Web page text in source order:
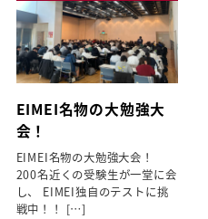
EIMEI名物の大勉強大
会！
EIMEI名物の大勉強大会！
200名近くの受験生が一堂に会
し、 EIMEI独自のテストに挑
戦中！！ […]